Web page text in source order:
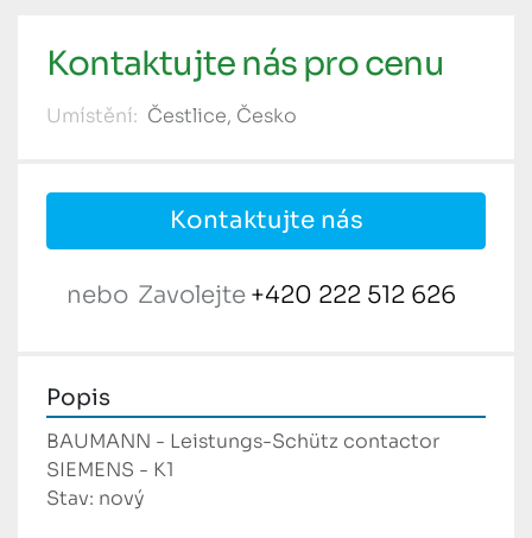
Kontaktujte nás pro cenu
Umístění: Čestlice, Česko
Kontaktujte nás
nebo Zavolejte +420 222 512 626
Popis
BAUMANN - Leistungs-Schütz contactor
SIEMENS - K1
Stav: nový